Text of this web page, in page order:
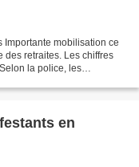
Importante mobilisation ce
des retraites. Les chiffres
la police, les
en